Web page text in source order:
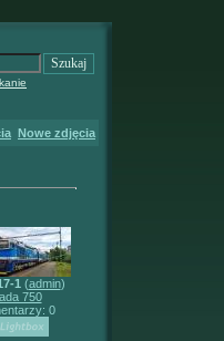
Nowe zdjęcia
1 (admin)
750
0